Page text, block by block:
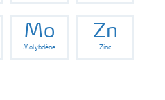
Mo
Molybdène
Zn
Zinc